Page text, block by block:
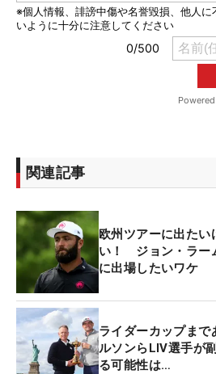
関連記事
欧州ツアーに出た
い！ ジョン・ラー
に出場したいワケ
ライダーカップま
ルソンらLIV選手が
る可能性は…